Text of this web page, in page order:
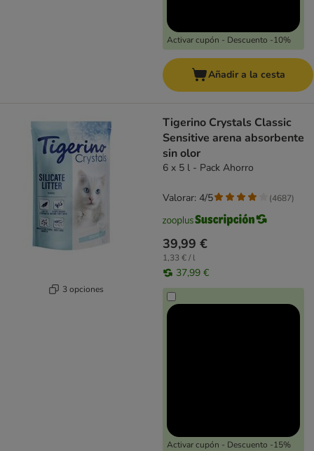
Activar cupón - Descuento -10%
Añadir a la cesta
3 opciones
Tigerino Crystals Classic
Sensitive arena absorbente
sin olor
6 x 5 l - Pack Ahorro
39,99 €
1,33 € / l
37,99 €
Activar cupón - Descuento -15%
Valorar: 4/5 (4687)